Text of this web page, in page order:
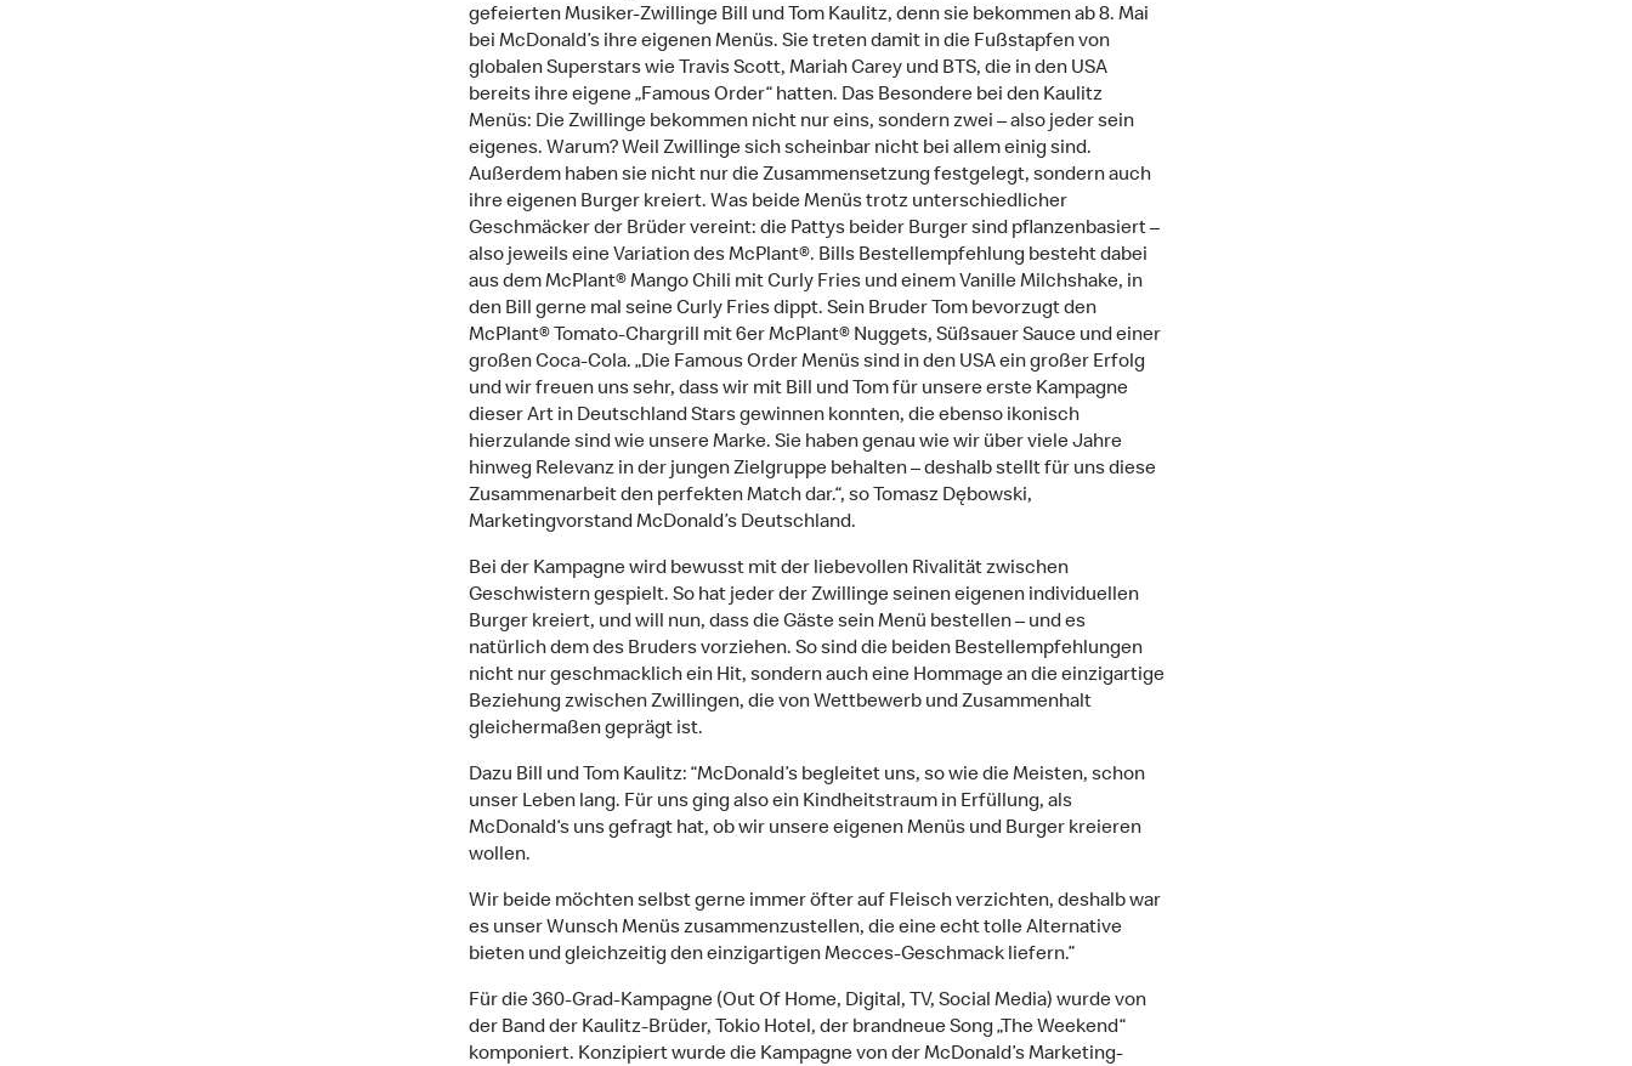
gefeierten Musiker-Zwillinge Bill und Tom Kaulitz, denn sie bekommen ab 8. Mai
bei McDonald’s ihre eigenen Menüs. Sie treten damit in die Fußstapfen von
globalen Superstars wie Travis Scott, Mariah Carey und BTS, die in den USA
bereits ihre eigene „Famous Order“ hatten. Das Besondere bei den Kaulitz
Menüs: Die Zwillinge bekommen nicht nur eins, sondern zwei – also jeder sein
eigenes. Warum? Weil Zwillinge sich scheinbar nicht bei allem einig sind.
Außerdem haben sie nicht nur die Zusammensetzung festgelegt, sondern auch
ihre eigenen Burger kreiert. Was beide Menüs trotz unterschiedlicher
Geschmäcker der Brüder vereint: die Pattys beider Burger sind pflanzenbasiert –
also jeweils eine Variation des McPlant®. Bills Bestellempfehlung besteht dabei
aus dem McPlant® Mango Chili mit Curly Fries und einem Vanille Milchshake, in
den Bill gerne mal seine Curly Fries dippt. Sein Bruder Tom bevorzugt den
McPlant® Tomato-Chargrill mit 6er McPlant® Nuggets, Süßsauer Sauce und einer
großen Coca-Cola. „Die Famous Order Menüs sind in den USA ein großer Erfolg
und wir freuen uns sehr, dass wir mit Bill und Tom für unsere erste Kampagne
dieser Art in Deutschland Stars gewinnen konnten, die ebenso ikonisch
hierzulande sind wie unsere Marke. Sie haben genau wie wir über viele Jahre
hinweg Relevanz in der jungen Zielgruppe behalten – deshalb stellt für uns diese
Zusammenarbeit den perfekten Match dar.“, so Tomasz Dębowski,
Marketingvorstand McDonald’s Deutschland.
Bei der Kampagne wird bewusst mit der liebevollen Rivalität zwischen
Geschwistern gespielt. So hat jeder der Zwillinge seinen eigenen individuellen
Burger kreiert, und will nun, dass die Gäste sein Menü bestellen – und es
natürlich dem des Bruders vorziehen. So sind die beiden Bestellempfehlungen
nicht nur geschmacklich ein Hit, sondern auch eine Hommage an die einzigartige
Beziehung zwischen Zwillingen, die von Wettbewerb und Zusammenhalt
gleichermaßen geprägt ist.
Dazu Bill und Tom Kaulitz: “McDonald’s begleitet uns, so wie die Meisten, schon
unser Leben lang. Für uns ging also ein Kindheitstraum in Erfüllung, als
McDonald‘s uns gefragt hat, ob wir unsere eigenen Menüs und Burger kreieren
wollen.
Wir beide möchten selbst gerne immer öfter auf Fleisch verzichten, deshalb war
es unser Wunsch Menüs zusammenzustellen, die eine echt tolle Alternative
bieten und gleichzeitig den einzigartigen Mecces-Geschmack liefern.”
Für die 360-Grad-Kampagne (Out Of Home, Digital, TV, Social Media) wurde von
der Band der Kaulitz-Brüder, Tokio Hotel, der brandneue Song „The Weekend“
komponiert. Konzipiert wurde die Kampagne von der McDonald’s Marketing-